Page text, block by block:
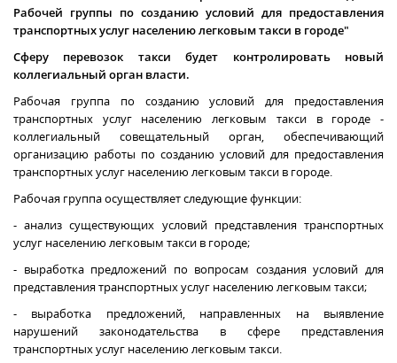
Рабочей группы по созданию условий для предоставления
транспортных услуг населению легковым такси в городе"
Сферу перевозок такси будет контролировать новый
коллегиальный орган власти.
Рабочая группа по созданию условий для предоставления
транспортных услуг населению легковым такси в городе -
коллегиальный совещательный орган, обеспечивающий
организацию работы по созданию условий для предоставления
транспортных услуг населению легковым такси в городе.
Рабочая группа осуществляет следующие функции:
- анализ существующих условий представления транспортных
услуг населению легковым такси в городе;
- выработка предложений по вопросам создания условий для
представления транспортных услуг населению легковым такси;
- выработка предложений, направленных на выявление
нарушений законодательства в сфере представления
транспортных услуг населению легковым такси.